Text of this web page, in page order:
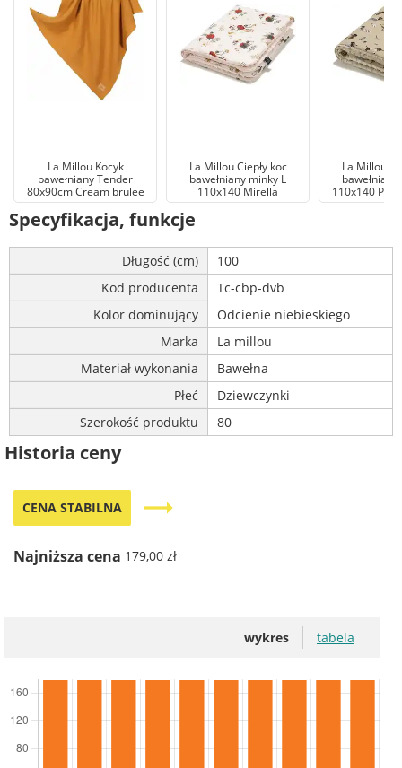
La Millou Kocyk
bawełniany Tender
80x90cm Cream brulee
La Millou Ciepły koc
bawełniany minky L
110x140 Mirella
La Millou
110x140
Specyfikacja, funkcje
Długość (cm)
100
Kod producenta
Tc-cbp-dvb
Kolor dominujący
Odcienie niebieskiego
Marka
La millou
Materiał wykonania
Bawełna
Płeć
Dziewczynki
Szerokość produktu
80
Historia ceny
CENA STABILNA trending_flat
Najniższa cena 179,00 zł
wykres tabela